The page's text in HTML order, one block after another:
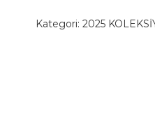
Kategori: 2025